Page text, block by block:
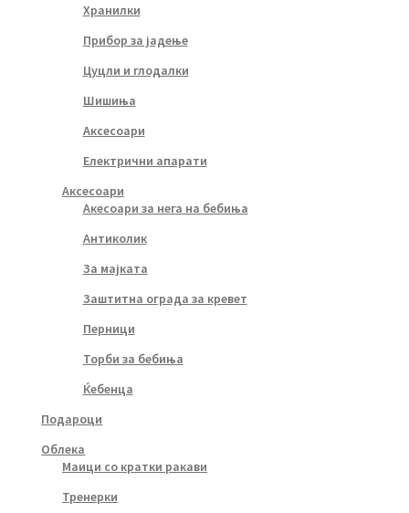
Хранилки
Прибор за јадење
Цуцли и глодалки
Шишиња
Аксесоари
Електрични апарати
Аксесоари
Акесоари за нега на бебиња
Антиколик
За мајката
Заштитна ограда за кревет
Перници
Торби за бебиња
Ќебенца
Подароци
Облека
Маици со кратки ракави
Тренерки